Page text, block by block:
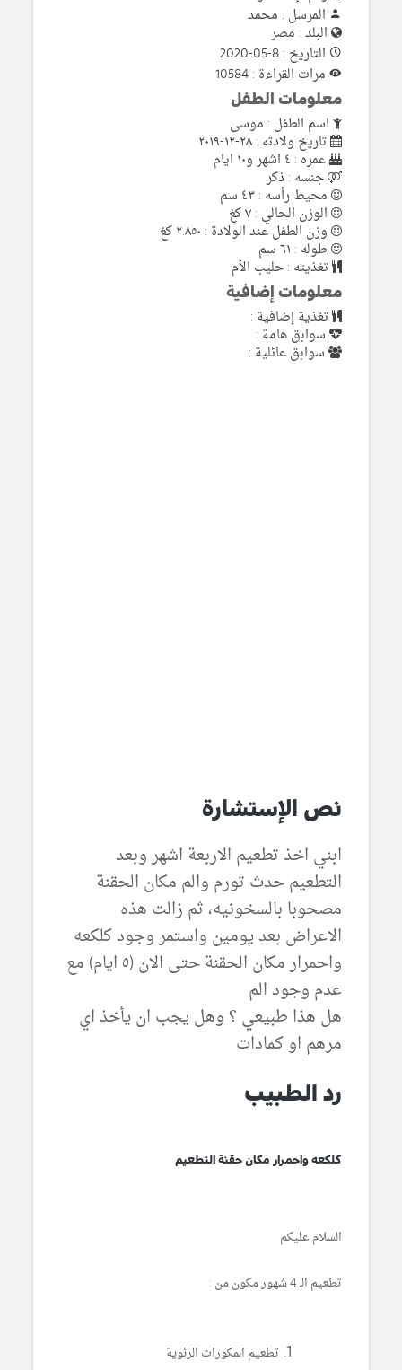
المرسل : محمد
البلد : مصر
التاريخ : 8-05-2020
مرات القراءة : 10584
معلومات الطفل
اسم الطفل : موسى
تاريخ ولادته : ٢٨-١٢-٢٠١٩
عمره : ٤ اشهر و١٠ ايام
جنسه : ذكر
محيط رأسه : ٤٣ سم
الوزن الحالي : ٧ كغ
وزن الطفل عند الولادة : ٢.٨٥٠ كغ
طوله : ٦١ سم
تغذيته : حليب الأم
معلومات إضافية
تغذية إضافية :
سوابق هامة :
سوابق عائلية :
نص الإستشارة
ابني اخذ تطعيم الاربعة اشهر وبعد
التطعيم حدث تورم والم مكان الحقنة
مصحوبا بالسخونيه، ثم زالت هذه
الاعراض بعد يومين واستمر وجود كلكعه
واحمرار مكان الحقنة حتى الان (٥ ايام) مع
عدم وجود الم
هل هذا طبيعي ؟ وهل يجب ان يأخذ اي
مرهم او كمادات
رد الطبيب
كلكعه واحمرار مكان حقنة التطعيم
السلام عليكم
تطعيم الـ 4 شهور مكون من :
تطعيم المكورات الرئوية